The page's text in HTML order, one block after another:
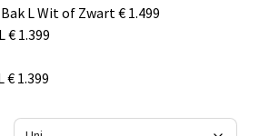
L Wit of Zwart € 1.499
€ 1.399
€ 1.399